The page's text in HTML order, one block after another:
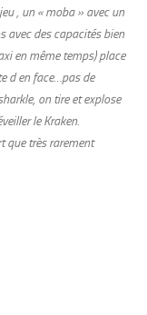
, un « moba » avec un
avec des capacités bien
en même temps) place
d en face…pas de
on tire et explose
le Kraken.
que très rarement